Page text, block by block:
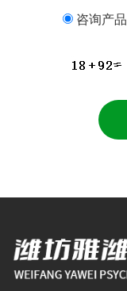
咨询产品